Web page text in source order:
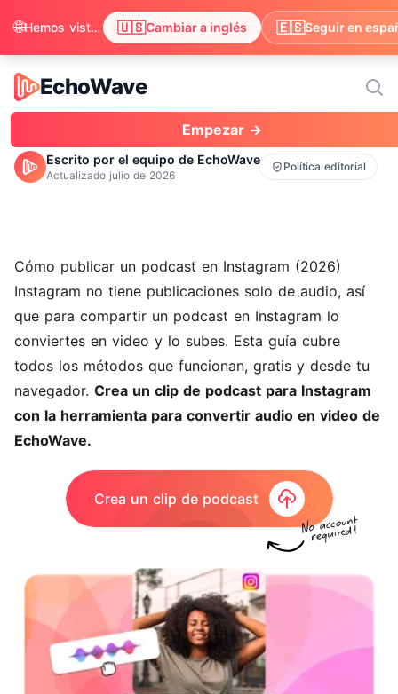
EchoWave
EchoWave
Empezar →
Escrito por el equipo de EchoWave
Actualizado julio de 2026
Política editorial
Cómo publicar un podcast en Instagram (2026)
Instagram no tiene publicaciones solo de audio, así
que para compartir un podcast en Instagram lo
conviertes en video y lo subes. Esta guía cubre
todos los métodos que funcionan, gratis y desde tu
navegador. Crea un clip de podcast para Instagram
con la herramienta para convertir audio en video de
EchoWave.
Crea un clip de podcast
🌐 Hemos visto que tu navegador prefiere inglés. ¿Quieres cambiar para disfrutar el contenido en inglés? 🇺🇸Cambiar a inglés 🇪🇸Seguir en